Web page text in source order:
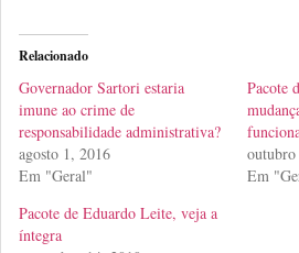
Relacionado
Governador Sartori estaria
imune ao crime de
responsabilidade administrativa?
agosto 1, 2016
Em "Geral"
Pacote
Em
Pacote de Eduardo Leite, veja a
íntegra